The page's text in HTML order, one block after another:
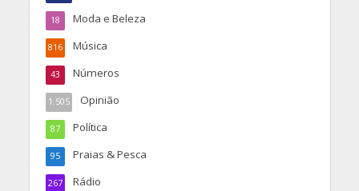
Moda e Beleza
18
Música
816
Números
43
Opinião
1.505
Política
87
Praias & Pesca
95
Rádio
267